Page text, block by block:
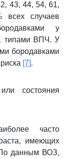
43, 44, 54, 61,
случаев
у
типами ВПЧ. У
бородавками
[7].
состояния
часто
имеющих
данным ВОЗ,